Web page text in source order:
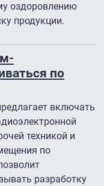
оздоровлению
продукции.
по
включать
техникой и
по
разработку